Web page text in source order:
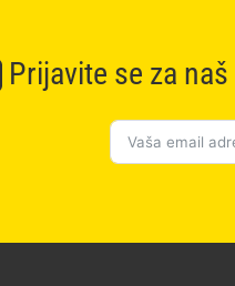
Prijavite se za naš